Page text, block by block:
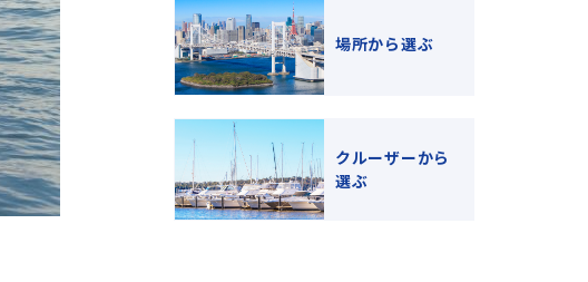
場所から選ぶ
クルーザーから
選ぶ